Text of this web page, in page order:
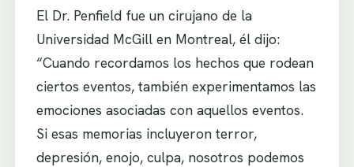
El Dr. Penfield fue un cirujano de la
Universidad McGill en Montreal, él dijo:
“Cuando recordamos los hechos que rodean
ciertos eventos, también experimentamos las
emociones asociadas con aquellos eventos.
Si esas memorias incluyeron terror,
depresión, enojo, culpa, nosotros podemos